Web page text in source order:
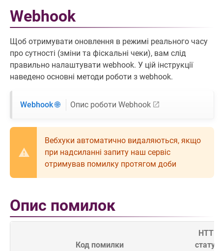
Webhook
Щоб отримувати оновлення в режимі реального часу
про сутності (зміни та фіскальні чеки), вам слід
правильно налаштувати webhook. У цій інструкції
наведено основні методи роботи з webhook.
Webhook 🌐 Опис роботи Webhook
Вебхуки автоматично видаляються, якщо
при надсиланні запиту наш сервіс
отримував помилку протягом доби
Опис помилок
Код помилки
HTTP